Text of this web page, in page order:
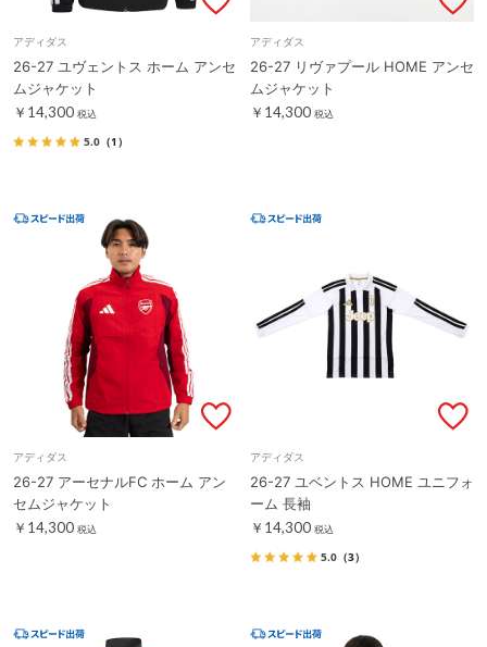
アディダス
26-27 ユヴェントス ホーム アンセ
ムジャケット
￥14,300 税込
5.0 （1）
アディダス
26-27 リヴァプール HOME アンセ
ムジャケット
￥14,300 税込
アディダス
26-27 アーセナルFC ホーム アン
セムジャケット
￥14,300 税込
アディダス
26-27 ユベントス HOME ユニフォ
ーム 長袖
￥14,300 税込
5.0 （3）